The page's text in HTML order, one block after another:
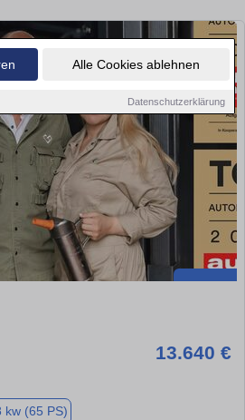
Alle Cookies ablehnen
Datenschutzerklärung
13.640 €
kw (65 PS)